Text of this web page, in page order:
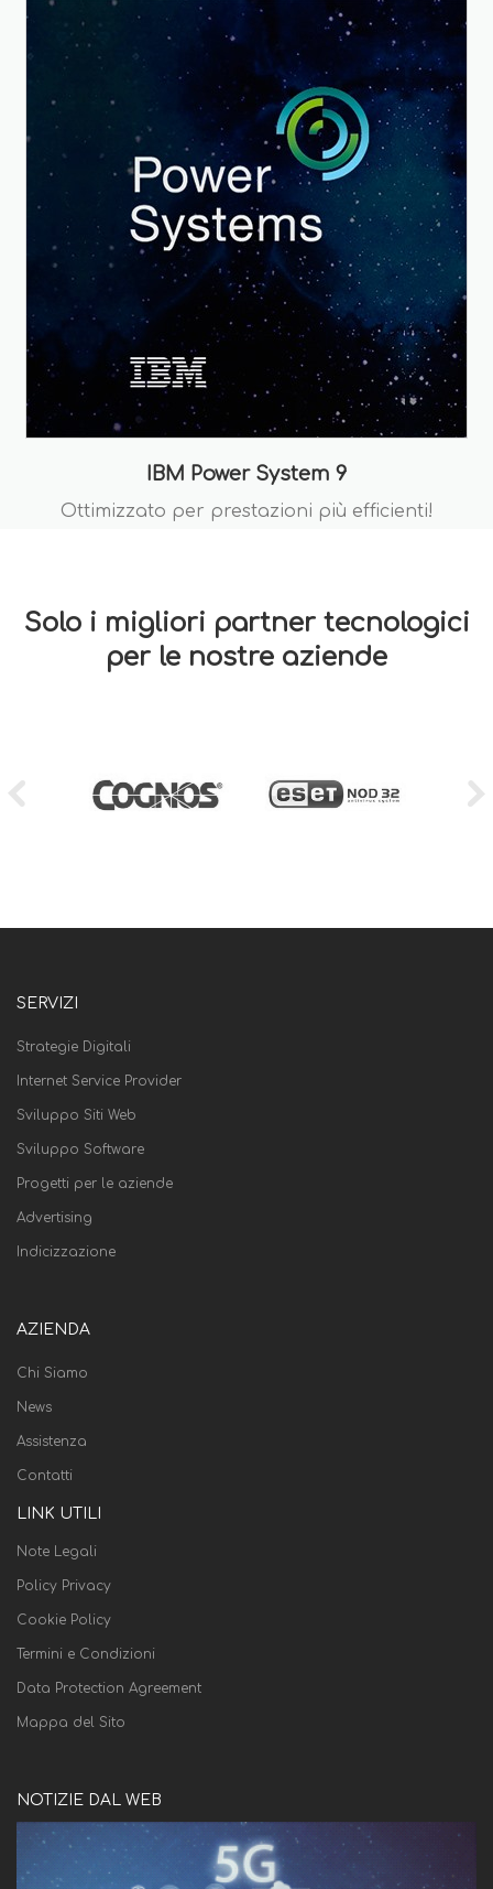
IBM Power System 9
Ottimizzato per prestazioni più efficienti!
Solo i migliori partner tecnologici
per le nostre aziende
SERVIZI
Strategie Digitali
Internet Service Provider
Sviluppo Siti Web
Sviluppo Software
Progetti per le aziende
Advertising
Indicizzazione
AZIENDA
Chi Siamo
News
Assistenza
Contatti
LINK UTILI
Note Legali
Policy Privacy
Cookie Policy
Termini e Condizioni
Data Protection Agreement
Mappa del Sito
NOTIZIE DAL WEB